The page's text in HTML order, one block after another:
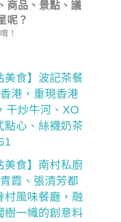
商品、景點、議
呢？
！
美食】波記茶餐
港，重現香港
干炒牛河、XO
點心、絲襪奶茶
美食】南村私廚
霞、張清芳都
村風味餐廳，融
樹一幟的創意料